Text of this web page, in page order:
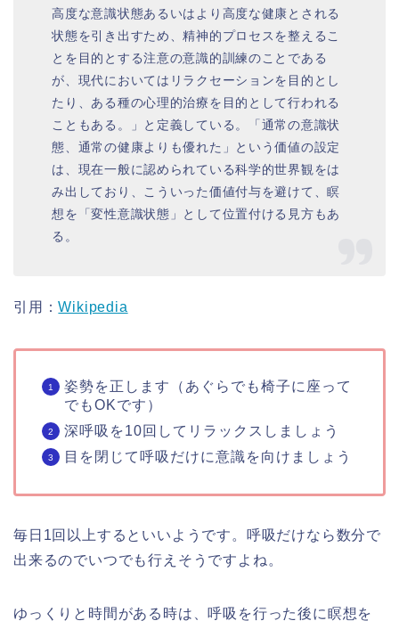
高度な意識状態あるいはより高度な健康とされる
状態を引き出すため、精神的プロセスを整えるこ
とを目的とする注意の意識的訓練のことである
が、現代においてはリラクセーションを目的とし
たり、ある種の心理的治療を目的として行われる
こともある。」と定義している。「通常の意識状
態、通常の健康よりも優れた」という価値の設定
は、現在一般に認められている科学的世界観をは
み出しており、こういった価値付与を避けて、瞑
想を「変性意識状態」として位置付ける見方もあ
る。
引用：Wikipedia
姿勢を正します（あぐらでも椅子に座って
でもOKです）
深呼吸を10回してリラックスしましょう
目を閉じて呼吸だけに意識を向けましょう
毎日1回以上するといいようです。呼吸だけなら数分で
出来るのでいつでも行えそうですよね。
ゆっくりと時間がある時は、呼吸を行った後に瞑想を